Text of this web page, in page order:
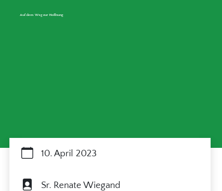
Auf dem Weg zur Hoffnung
10. April 2023
Sr. Renate Wiegand